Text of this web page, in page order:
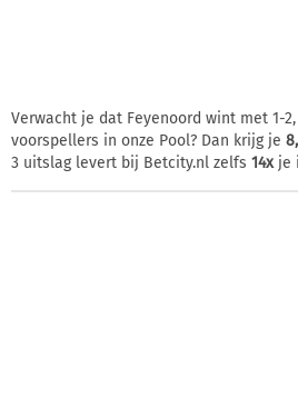
Verwacht je dat Feyenoord wint met 1-
voorspellers in onze Pool? Dan krijg je
3 uitslag levert bij Betcity.nl zelfs 14xje